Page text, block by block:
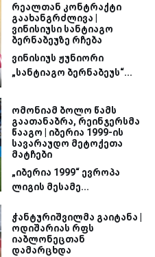
რეალთან კონტრაქტი
გაახანგრძლივა |
ვინისიუსი სანტიაგო
ბერნაბეუზე რჩება
ვინისიუს ჟუნიორი
„სანტიაგო ბერნაბეუს“...
ომონიამ ბოლო წამს
გაათანაბრა, რეინჯერსმა
წააგო | იბერია 1999-ის
სავარაუდო მეტოქეთა
მატჩები
„იბერია 1999“ ევროპა
ლიგის მესამე...
ჭანტურიშვილმა გაიტანა |
ოდიშარიას რფს
იაბლონეცთან
დამარცხდა